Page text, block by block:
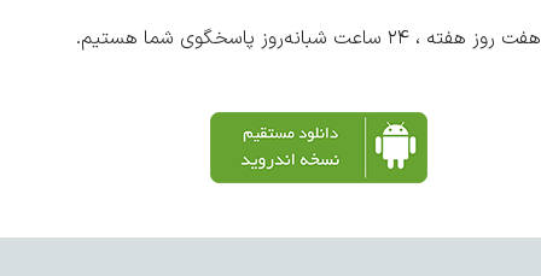
هفت روز هفته ، ۲۴ ساعت شبانه‌روز پاسخگوی شما هستیم.